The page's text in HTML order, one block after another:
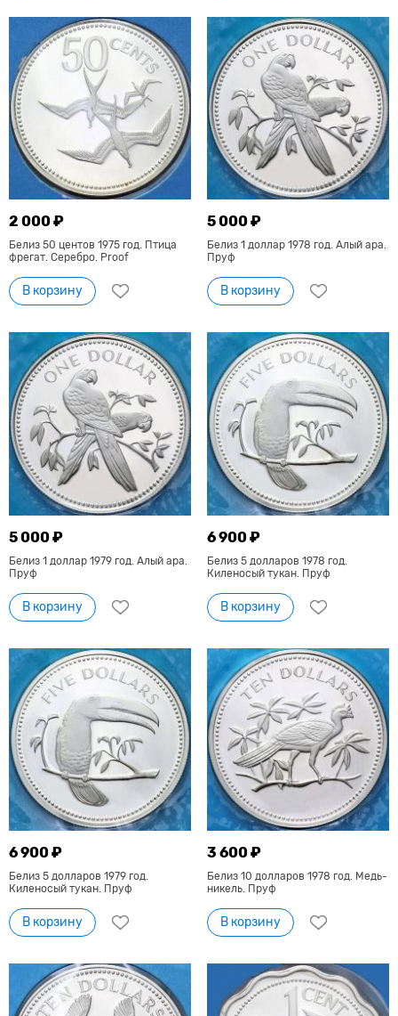
2 000 ₽
Белиз 50 центов 1975 год. Птица
фрегат. Серебро. Proof
В корзину
5 000 ₽
Белиз 1 доллар 1978 год. Алый ара.
Пруф
В корзину
5 000 ₽
Белиз 1 доллар 1979 год. Алый ара.
Пруф
В корзину
6 900 ₽
Белиз 5 долларов 1978 год.
Киленосый тукан. Пруф
В корзину
6 900 ₽
Белиз 5 долларов 1979 год.
Киленосый тукан. Пруф
В корзину
3 600 ₽
Белиз 10 долларов 1978 год. Медь-
никель. Пруф
В корзину